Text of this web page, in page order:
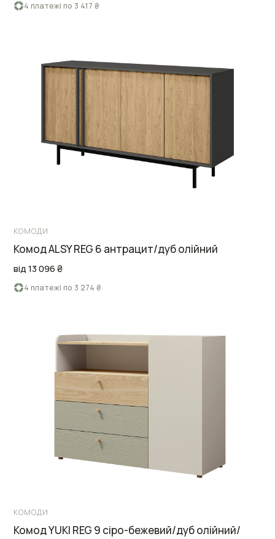
4 платежі по 3 417 ₴
КОМОДИ
Комод ALSY REG 6 антрацит/дуб олійний
від 13 096 ₴
4 платежі по 3 274 ₴
КОМОДИ
Комод YUKI REG 9 сіро-бежевий/дуб олійний/